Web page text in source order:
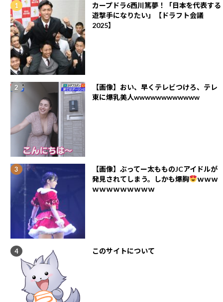
カープドラ6西川篤夢！「日本を代表する
遊撃手になりたい」【ドラフト会議
2025】
【画像】おい、早くテレビつけろ、テレ
東に爆乳美人wwwwwwwwwwww
【画像】ぶってー太もものJCアイドルが
発見されてしまう。しかも爆胸
ｗｗｗ
ｗｗｗｗｗｗｗｗｗ
このサイトについて